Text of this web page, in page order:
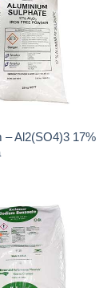
– Al2(SO4)3 17%